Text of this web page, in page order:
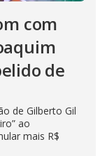
com
de
de Gilberto Gil
ao
mais R$